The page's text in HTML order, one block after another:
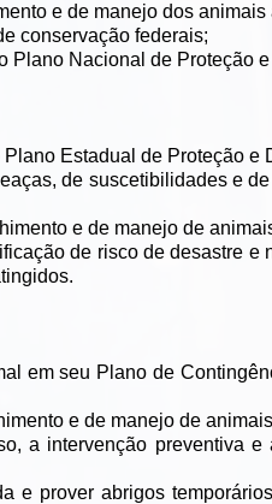
e de manejo dos animais
conservação federais;
Plano Nacional de Proteção
Estadual de Proteção e
de suscetibilidades e
e de manejo de
de risco de desastre e
em seu Plano de
e de manejo de
a intervenção preventiva e
e prover abrigos